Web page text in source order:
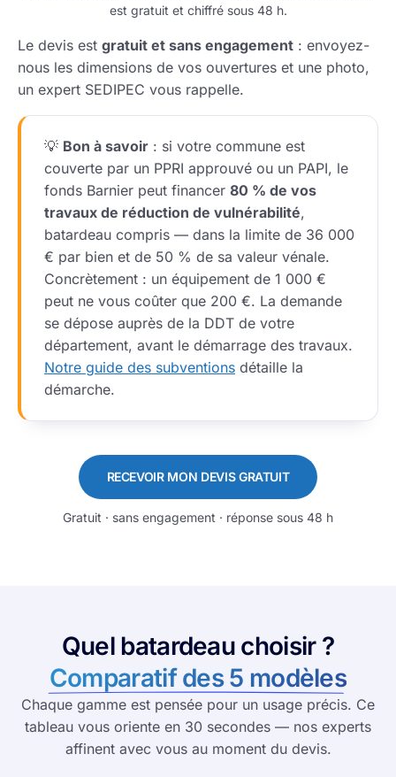
est gratuit et chiffré sous 48 h.
Le devis est gratuit et sans engagement : envoyez-
nous les dimensions de vos ouvertures et une photo,
un expert SEDIPEC vous rappelle.
💡 Bon à savoir : si votre commune est
couverte par un PPRI approuvé ou un PAPI, le
fonds Barnier peut financer 80 % de vos
travaux de réduction de vulnérabilité,
batardeau compris — dans la limite de 36 000
€ par bien et de 50 % de sa valeur vénale.
Concrètement : un équipement de 1 000 €
peut ne vous coûter que 200 €. La demande
se dépose auprès de la DDT de votre
département, avant le démarrage des travaux.
Notre guide des subventions détaille la
démarche.
RECEVOIR MON DEVIS GRATUIT
Gratuit · sans engagement · réponse sous 48 h
Quel batardeau choisir ?
Comparatif des 5 modèles
Chaque gamme est pensée pour un usage précis. Ce
tableau vous oriente en 30 secondes — nos experts
affinent avec vous au moment du devis.